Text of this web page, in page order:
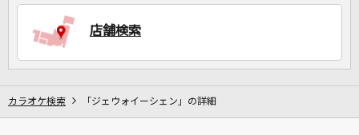
カラオケをもっと楽しもう！
店舗検索
カラオケ検索 「ジェウォイーシェン」の詳細